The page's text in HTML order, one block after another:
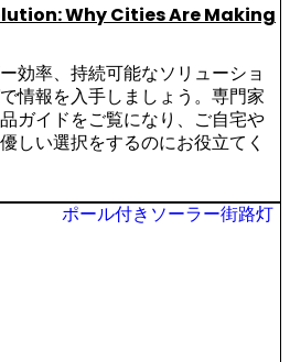
Why Cities Are Making
効率、持続可能なソリューショ
情報を入手しましょう。専門家
ガイドをご覧になり、ご自宅や
しい選択をするのにお役立てく